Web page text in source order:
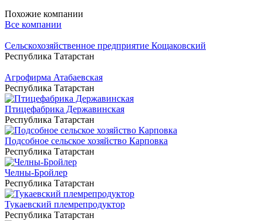
Похожие компании
Все компании
Сельскохозяйственное предприятие Кощаковский
Республика Татарстан
Агрофирма Атабаевская
Республика Татарстан
Птицефабрика Державинская
Республика Татарстан
Подсобное сельское хозяйство Карповка
Республика Татарстан
Челны-Бройлер
Республика Татарстан
Тукаевский племрепродуктор
Республика Татарстан